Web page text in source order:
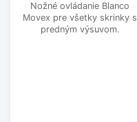
Nožné ovládanie Blanco
Movex pre všetky skrinky s
predným výsuvom.